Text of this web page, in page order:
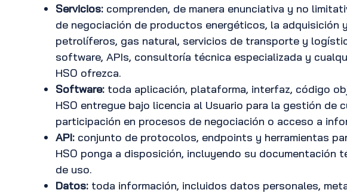
Servicios: comprenden, de manera enunciativa y no
de negociación de productos energéticos, la adquisición
petrolíferos, gas natural, servicios de transporte y
software, APIs, consultoría técnica especializada y
HSO ofrezca.
Software: toda aplicación, plataforma, interfaz, código
HSO entregue bajo licencia al Usuario para la gestión de
participación en procesos de negociación o acceso a
API: conjunto de protocolos, endpoints y herramientas
HSO ponga a disposición, incluyendo su documentación
de uso.
Datos: toda información, incluidos datos personales,